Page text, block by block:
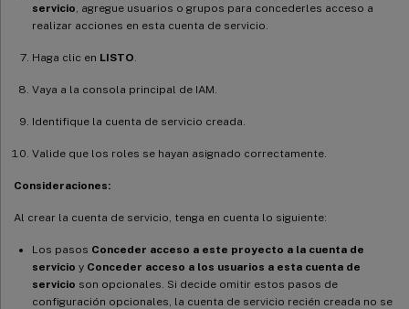
servicio , agregue usuarios o grupos para concederles acceso a
realizar acciones en esta cuenta de servicio.
Haga clic en LISTO
Vaya a la consola principal de IAM.
Identifique la cuenta de servicio creada.
Valide que los roles se hayan asignado correctamente.
Consideraciones:
Al crear la cuenta de servicio, tenga en cuenta lo siguiente:
Los pasos Conceder acceso a este proyecto a la cuenta de
servicio y Conceder acceso a los usuarios a esta cuenta de
servicio son opcionales. Si decide omitir estos pasos de
configuración opcionales, la cuenta de servicio recién creada no se